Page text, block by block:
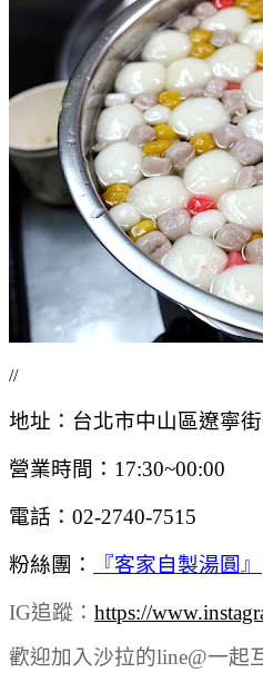
//
地址：台北市中山區遼寧
營業時間：17:30~00:00
電話：02-2740-7515
粉絲團： 『客家自製湯圓』
IG追蹤： https://
歡迎加入沙拉的line@一起